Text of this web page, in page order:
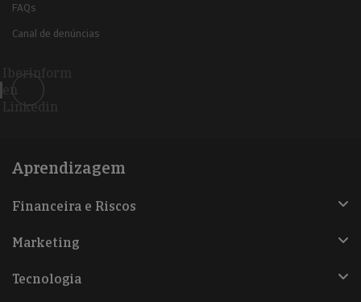
FAQs
Canal de denúncias
Iberinform
en
Linkedin
Aprendizagem
Financeira e Riscos
Marketing
Tecnologia